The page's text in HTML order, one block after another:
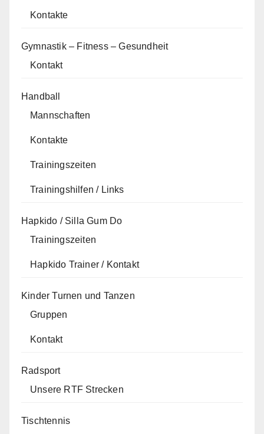
Kontakte
Gymnastik – Fitness – Gesundheit
Kontakt
Handball
Mannschaften
Kontakte
Trainingszeiten
Trainingshilfen / Links
Hapkido / Silla Gum Do
Trainingszeiten
Hapkido Trainer / Kontakt
Kinder Turnen und Tanzen
Gruppen
Kontakt
Radsport
Unsere RTF Strecken
Tischtennis